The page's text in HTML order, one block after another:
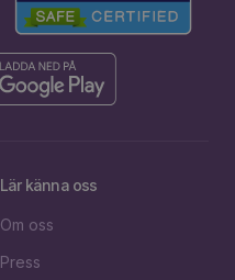
Lär känna oss
Om oss
Press